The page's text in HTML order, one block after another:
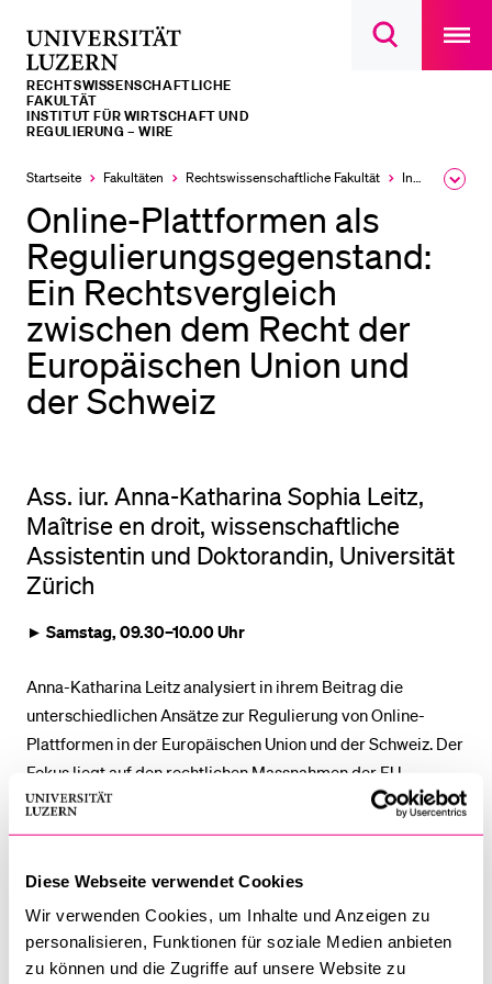
Diese Webseite verwendet Cookies
Wir verwenden Cookies, um Inhalte und Anzeigen zu
personalisieren, Funktionen für soziale Medien anbieten
zu können und die Zugriffe auf unsere Website zu
Suchdialog
main
RECHTS­­WISSENSCHAFTLICHE
FAKULTÄT
INSTITUT FÜR WIRTSCHAFT UND
REGULIERUNG – WIRE
Startseite Fakultäten Rechtswissenschaftliche Fakultät Institute, Akademien, Zentren
Online-Plattformen als
Regulierungsgegenstand:
Ein Rechtsvergleich
zwischen dem Recht der
Europäischen Union und
der Schweiz
Ass. iur. Anna-Katharina Sophia Leitz,
Maîtrise en droit, wissenschaftliche
Assistentin und Doktorandin, Universität
Zürich
► Samstag, 09.30–10.00 Uhr
Anna-Katharina Leitz analysiert in ihrem Beitrag die
unterschiedlichen Ansätze zur Regulierung von Online-
Plattformen in der Europäischen Union und der Schweiz. Der
Fokus liegt auf den rechtlichen Massnahmen der EU,
insbesondere dem Digital Markets Act (DMA) und dem
Digital Services Act (DSA), die Regelungen für
schaffen sollen. Der DMA zielt auf eine ex ante Regulierung
von marktmächtigen Online-Plattformen ab, um
bestreitbare und faire Märkte im Digitalbereich zu
gewährleisten, während der DSA ein breiteres Spektrum von
LETZTE SUCHEN
Sie haben noch keine Suche getätigt.
Schulklassen und Lehrpersonen
Studien­interessierte
Studierende
Forschende
Mitarbeitende
Alumni
Stellensuchende
Medien
BELIEBTE INHALTE
Vorlesungsverzeichnis
Bibliothek
Menuplan Mensa
Anmeldung und Zulassung